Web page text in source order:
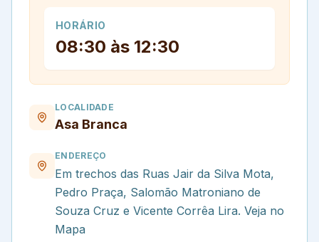
HORÁRIO
08:30 às 12:30
LOCALIDADE
Asa Branca
ENDEREÇO
Em trechos das Ruas Jair da Silva Mota,
Pedro Praça, Salomão Matroniano de
Souza Cruz e Vicente Corrêa Lira. Veja no
Mapa